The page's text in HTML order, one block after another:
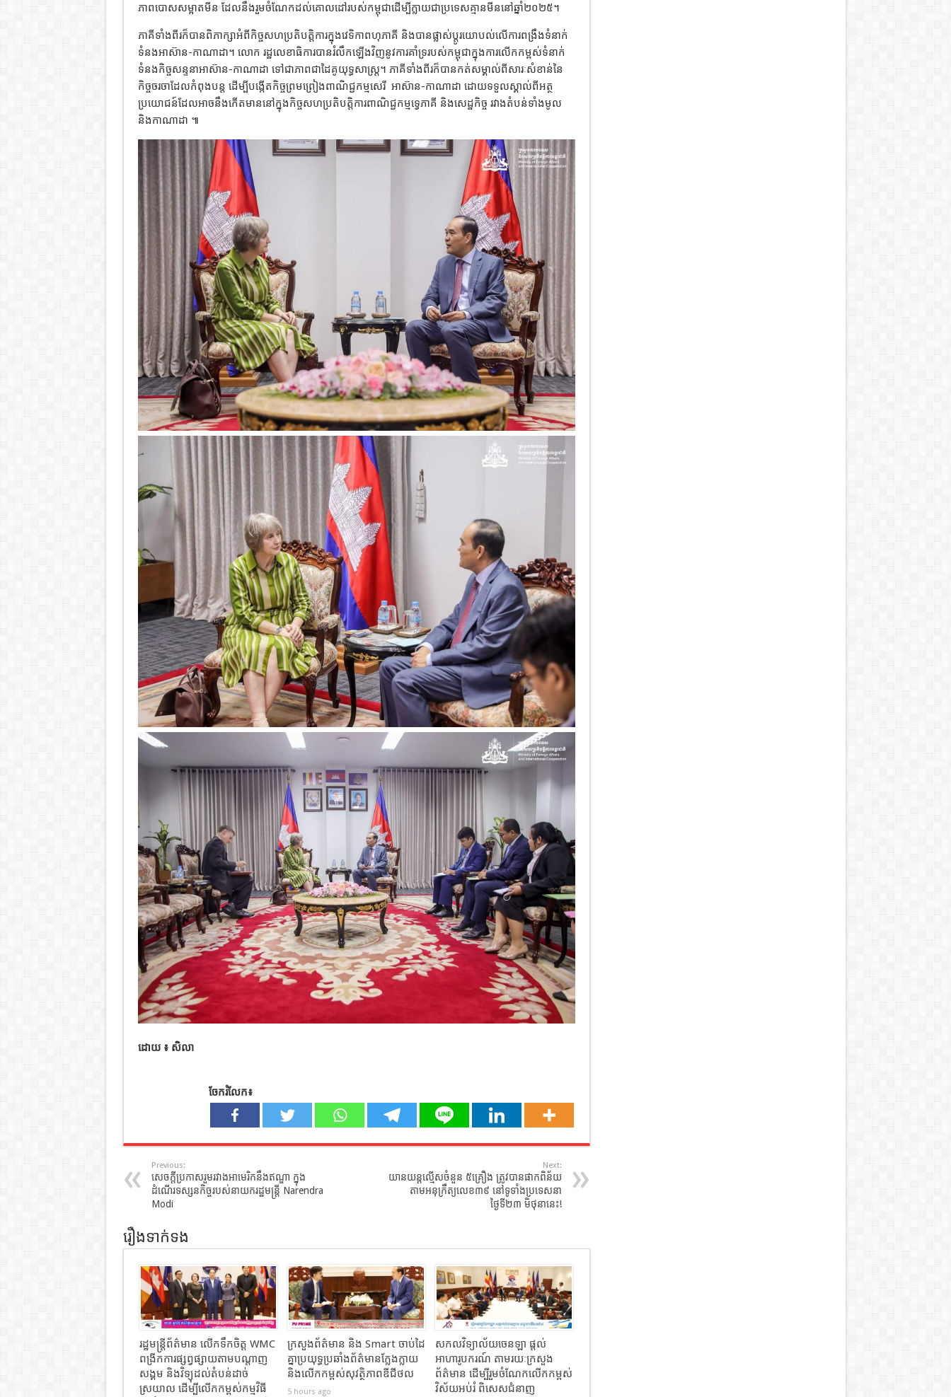
ភាពបោសសម្អាតមីន ដែលនឹងរួមចំណែកដល់គោលដៅរបស់កម្ពុជាដើម្បី​ក្លាយជាប្រទេសគ្មានមីននៅឆ្នាំ២០២៥។
ភាគីទាំងពីរក៏បានពិភាក្សាអំពីកិច្ចសហប្រតិបត្តិការក្នុង​វេទិកាពហុភាគី និងបានផ្លាស់ប្តូរយោបល់លើការពង្រឹងទំនាក់
ទំនងអាស៊ាន-កាណាដា។ លោក ​រដ្ឋលេខាធិការបានរំលឹកឡើងវិញនូវការគាំទ្ររបស់កម្ពុជា​ក្នុងការលើកកម្ពស់ទំនាក់
ទំនងកិច្ចសន្ទនាអាស៊ាន-កាណាដា ទៅជាភាពជាដៃគូយុទ្ធសាស្ត្រ។ ភាគីទាំងពីរក៏បានកត់សម្គាល់ពីសារៈសំខាន់នៃ
កិច្ច​ចរចាដែលកំពុងបន្ត ដើម្បីបង្កើតកិច្ចព្រមព្រៀងពាណិជ្ជកម្មសេរី អាស៊ាន-កាណាដា ដោយទទួលស្គាល់ពី​អត្ថ
ប្រយោជន៍ដែលអាច​នឹងកើតមាន​នៅ​​​ក្នុង​​កិច្ចសហប្រតិបត្តិការពាណិជ្ជកម្មទ្វេភាគី និងសេដ្ឋកិច្ច រវាងតំបន់ទាំងមូល​​
និងកាណាដា ៕
ដោយ ៖ សិលា
ចែករំលែក៖
Previous:
សេចក្តីប្រកាសរួមរវាងអាមេរិកនឹងឥណ្ឌា ក្នុង
ដំណើរទស្សនកិច្ចរបស់នាយករដ្ឋមន្ត្រី Narendra
Modi
Next:
យានយន្តល្មើសចំនួន ៥គ្រឿង ត្រូវបានផាកពិន័យ
តាមអនុក្រឹត្យលេខ៣៩ នៅទូទាំងប្រទេសនា
ថ្ងៃទី២៣​ មិថុនា​នេះ!
រឿងទាក់ទង
រដ្ឋមន្ត្រីព័ត៌មាន លើកទឹកចិត្ត WMC
ពង្រីកការផ្សព្វផ្សាយតាមបណ្តាញ
សង្គម និងវិទ្យុដល់តំបន់ដាច់
ស្រយាល ដើម្បីលើកកម្ពស់កម្មវិធី
ក្រសួងព័ត៌មាន និង Smart ចាប់ដៃ
គ្នាប្រយុទ្ធប្រឆាំងព័ត៌មានក្លែងក្លាយ
និងលើកកម្ពស់សុវត្ថិភាពឌីជីថល
5 hours ago
សកលវិទ្យាល័យចេនឡា ផ្តល់
អាហារូបករណ៍ តាមរយៈក្រសួង
ព័ត៌មាន ដើម្បីរួមចំណែកលើកកម្ពស់
វិស័យអប់រំ ពិសេសជំនាញ